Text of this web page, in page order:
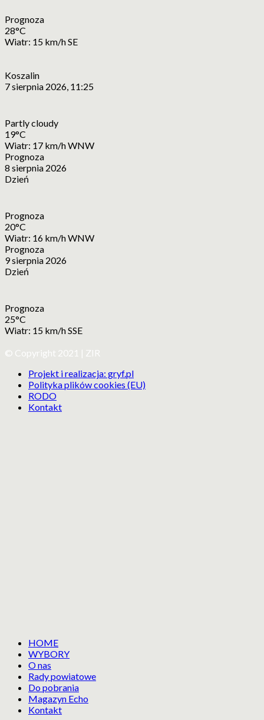
Prognoza
28°C
Wiatr: 15 km/h SE
Koszalin
7 sierpnia 2026, 11:25
Partly cloudy
19°C
Wiatr: 17 km/h WNW
Prognoza
8 sierpnia 2026
Dzień
Prognoza
20°C
Wiatr: 16 km/h WNW
Prognoza
9 sierpnia 2026
Dzień
Prognoza
25°C
Wiatr: 15 km/h SSE
© Copyright 2021 | ZIR
Projekt i realizacja: gryf.pl
Polityka plików cookies (EU)
RODO
Kontakt
HOME
WYBORY
O nas
Rady powiatowe
Do pobrania
Magazyn Echo
Kontakt